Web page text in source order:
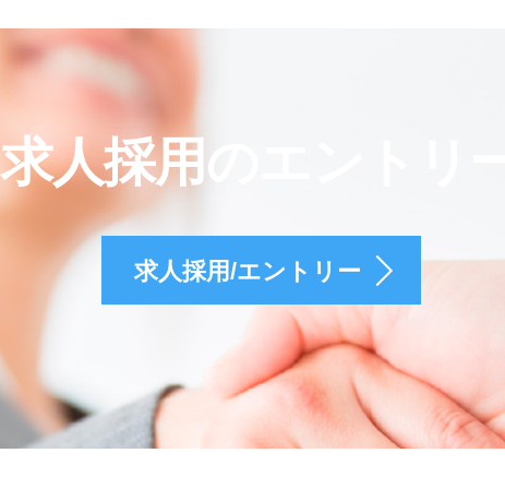
求人採用のエントリ
求人採用/エントリー